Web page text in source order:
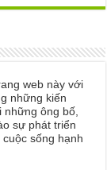
web này với
những kiến
ông bố,
sự phát triển
sống hạnh